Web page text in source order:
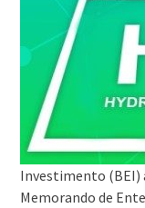
Investimento (BEI)
Memorando de